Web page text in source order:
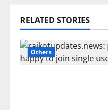
n
a
v
RELATED STORIES
Others